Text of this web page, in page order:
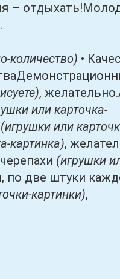
количество) •
,
или карточка-
(игрушки или
картинка),
(игрушки
по две штуки
картинки),